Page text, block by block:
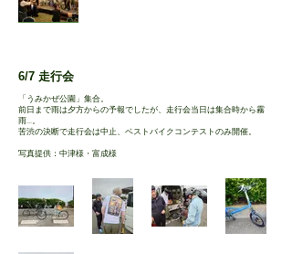
6/7 走行会
「うみかぜ公園」集合。
前日まで雨は夕方からの予報でしたが、走行会当日は集合時から霧
雨...。
苦渋の決断で走行会は中止、ベストバイクコンテストのみ開催。
​写真提供：中津様・富成様